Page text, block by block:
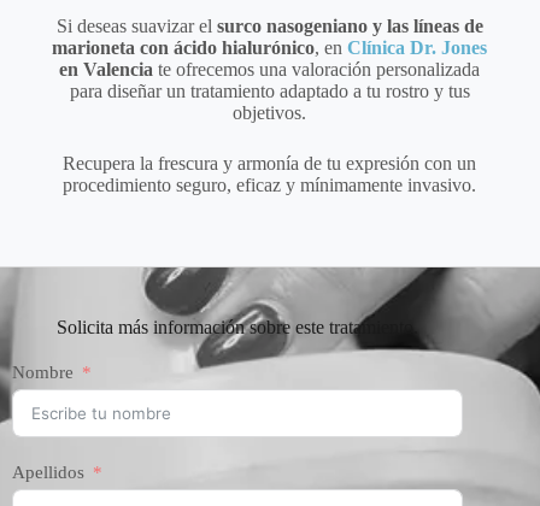
Si deseas suavizar el surco nasogeniano y las líneas de
marioneta con ácido hialurónico, enClínica Dr. Jones
en Valencia te ofrecemos una valoración personalizada
para diseñar un tratamiento adaptado a tu rostro y tus
objetivos.
Recupera la frescura y armonía de tu expresión con un
procedimiento seguro, eficaz y mínimamente invasivo.
Solicita más información sobre este tratamiento.
Nombre
Apellidos